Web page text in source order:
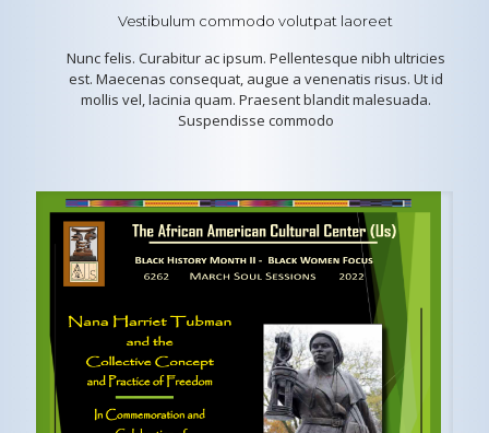
Vestibulum commodo volutpat laoreet
Nunc felis. Curabitur ac ipsum. Pellentesque nibh ultricies
est. Maecenas consequat, augue a venenatis risus. Ut id
mollis vel, lacinia quam. Praesent blandit malesuada.
Suspendisse commodo